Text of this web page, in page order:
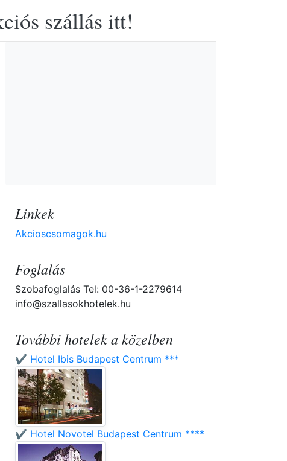
szállás itt!
Linkek
Akcioscsomagok.hu
Foglalás
Szobafoglalás Tel: 00-36-1-2279614
info@szallasokhotelek.hu
További hotelek a közelben
✔️ Hotel Ibis Budapest Centrum ***
✔️ Hotel Novotel Budapest Centrum ****